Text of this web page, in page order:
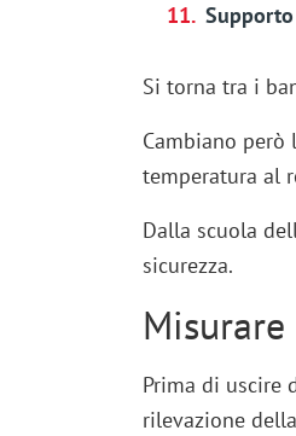
Si torna tra i
Cambiano però
temperatura al
Dalla scuola
sicurezza.
Prima di uscire
rilevazione